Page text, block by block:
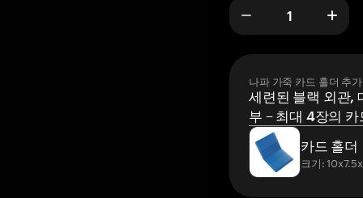
나파 가죽 카드 홀더 추가
세련된 블랙 외관,
부 – 최대 4장의
카드 홀더
크기: